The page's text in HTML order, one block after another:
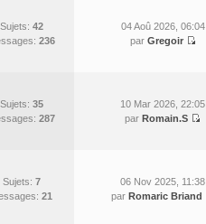
Sujets: 42
236
04 Aoû 2026, 06:04
par Gregoir
Sujets: 35
287
10 Mar 2026, 22:05
par Romain.S
Sujets: 7
21
06 Nov 2025, 11:38
par Romaric Briand